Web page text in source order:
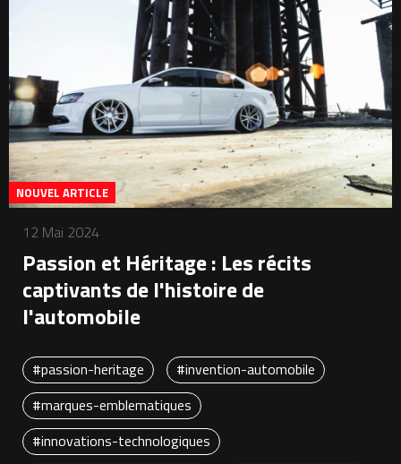
NOUVEL ARTICLE
12 Mai 2024
Passion et Héritage : Les récits
captivants de l'histoire de
l'automobile
#passion-heritage
#invention-automobile
#marques-emblematiques
#innovations-technologiques